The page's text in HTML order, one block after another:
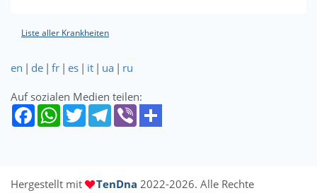
Liste aller Krankheiten
en | de | fr | es | it | ua | ru
Auf sozialen Medien teilen:
Hergestellt mit TenDna 2022-2026. Alle Rechte